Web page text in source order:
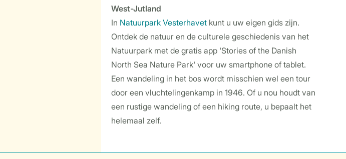
West-Jutland
In Natuurpark Vesterhavet kunt u uw eigen gids zijn.
Ontdek de natuur en de culturele geschiedenis van het
Natuurpark met de gratis app 'Stories of the Danish
North Sea Nature Park' voor uw smartphone of tablet.
Een wandeling in het bos wordt misschien wel een tour
door een vluchtelingenkamp in 1946. Of u nou houdt van
een rustige wandeling of een hiking route, u bepaalt het
helemaal zelf.